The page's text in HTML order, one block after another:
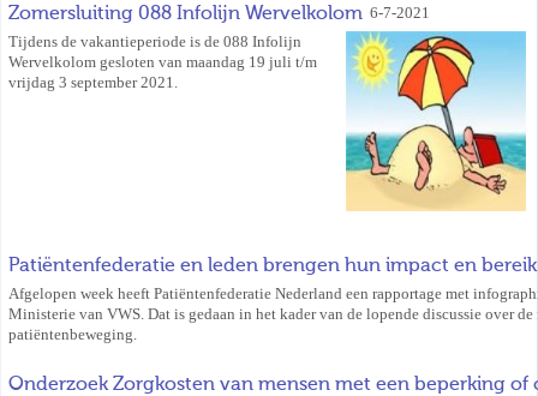
Zomersluiting 088 Infolijn Wervelkolom 6-7-2021
Tijdens de vakantieperiode is de 088 Infolijn
Wervelkolom gesloten van maandag 19 juli t/m
vrijdag 3 september 2021.
Patiëntenfederatie en leden brengen hun impact en
Afgelopen week heeft Patiëntenfederatie Nederland een rapportage met
Ministerie van VWS. Dat is gedaan in het kader van de lopende discussie over
patiëntenbeweging.
Onderzoek Zorgkosten van mensen met een beperking of